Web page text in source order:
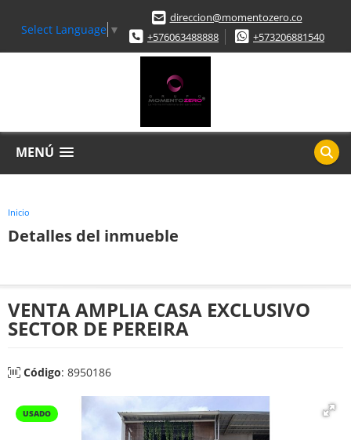
Select Language ▼
direccion@momentozero.co
+576063488888
+573206881540
MENÚ
Inicio
Detalles del inmueble
VENTA AMPLIA CASA EXCLUSIVO
SECTOR DE PEREIRA
Código: 8950186
USADO